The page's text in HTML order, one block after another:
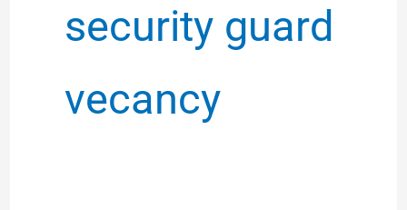
security guard
vecancy